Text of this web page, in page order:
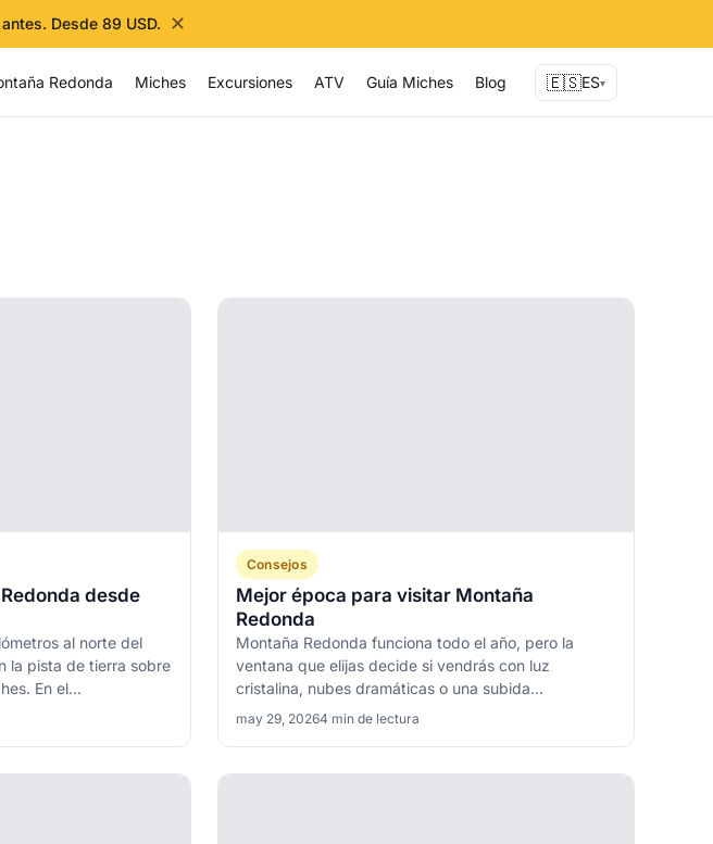
Desde 89 USD. ✕
Redonda Miches Excursiones ATV Guía Miches Blog 🇪🇸ES▾
desde
al norte del
la pista de tierra sobre
En el...
Consejos
Mejor época para visitar Montaña
Redonda
Montaña Redonda funciona todo el año, pero la
ventana que elijas decide si vendrás con luz
cristalina, nubes dramáticas o una subida...
may 29, 20264 min de lectura